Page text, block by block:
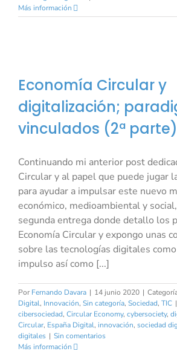
Más información
Economía Circular y
digitalización;
vinculados (2ª parte)
Continuando mi anterior post
Circular y al papel que puede jugar
para ayudar a impulsar este nuevo
económico, medioambiental y
segunda entrega donde detallo los
Economía Circular y expongo unas
sobre las tecnologías digitales
impulso así como [...]
Por Fernando Davara | 14 junio 2020 |
Digital, Innovación, Sin categoría, Sociedad, TIC |
cibersociedad, Circular Economy, cybersociety,
Circular, España Digital, innovación, sociedad
digitales | Sin comentarios
Más información